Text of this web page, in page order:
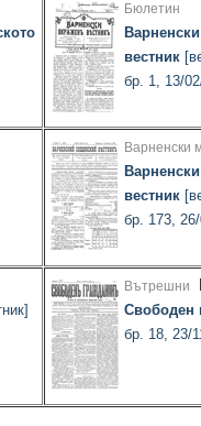
Бюлетин
вестник
бр. 1, 13/
Варненски
вестник
бр. 173,
Вътрешни
Свободен
бр. 18, 23/